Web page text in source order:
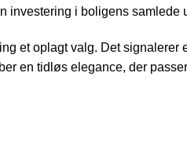
investering i boligens samlede
et oplagt valg. Det signalerer
en tidløs elegance, der